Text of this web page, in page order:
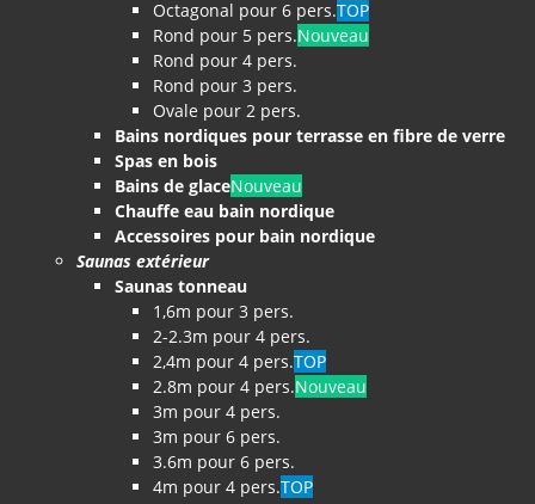
Octagonal pour 6 pers.TOP
Rond pour 5 pers.Nouveau
Rond pour 4 pers.
Rond pour 3 pers.
Ovale pour 2 pers.
Bains nordiques pour terrasse en fibre de verre
Spas en bois
Bains de glaceNouveau
Chauffe eau bain nordique
Accessoires pour bain nordique
Saunas extérieur
Saunas tonneau
1,6m pour 3 pers.
2-2.3m pour 4 pers.
2,4m pour 4 pers.TOP
2.8m pour 4 pers.Nouveau
3m pour 4 pers.
3m pour 6 pers.
3.6m pour 6 pers.
4m pour 4 pers.TOP